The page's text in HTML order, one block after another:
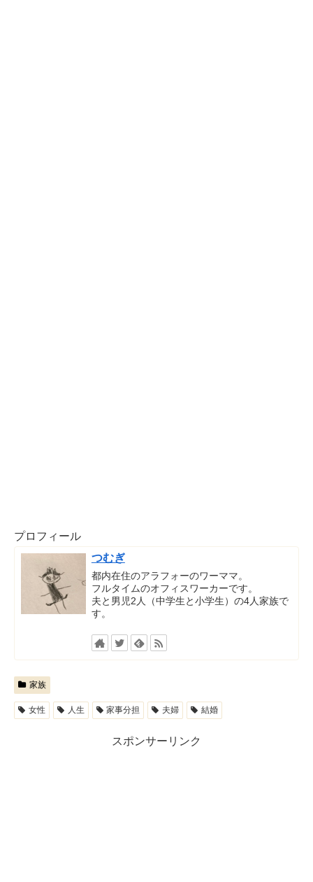
プロフィール
つむぎ
都内在住のアラフォーのワーママ。
フルタイムのオフィスワーカーです。
夫と男児2人（中学生と小学生）の4人家族で
す。
家族
女性 人生 家事分担 夫婦 結婚
スポンサーリンク